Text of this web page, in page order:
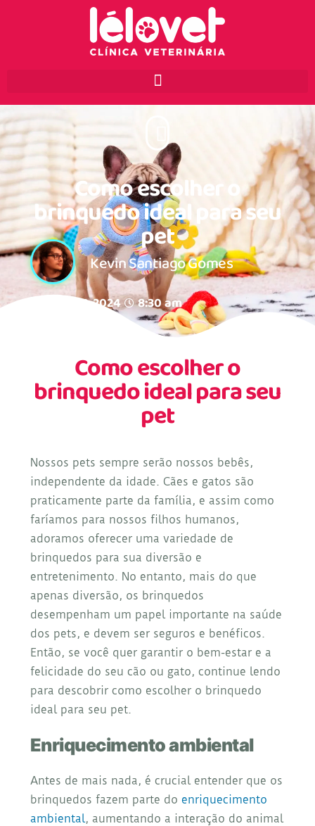
Como escolher o
brinquedo ideal para seu
pet
Kevin Santiago Gomes
julho 25, 2024 8:30 am
Como escolher o
brinquedo ideal para seu
pet
Nossos pets sempre serão nossos bebês,
independente da idade. Cães e gatos são
praticamente parte da família, e assim como
faríamos para nossos filhos humanos,
adoramos oferecer uma variedade de
brinquedos para sua diversão e
entretenimento. No entanto, mais do que
apenas diversão, os brinquedos
desempenham um papel importante na saúde
dos pets, e devem ser seguros e benéficos.
Então, se você quer garantir o bem-estar e a
felicidade do seu cão ou gato, continue lendo
para descobrir como escolher o brinquedo
ideal para seu pet.
Enriquecimento ambiental
Antes de mais nada, é crucial entender que os
brinquedos fazem parte do enriquecimento
ambiental, aumentando a interação do animal